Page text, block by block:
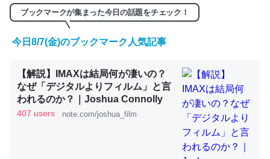
くらい。小説でいう「ずっと前の伏線」は回収されないけ
ど、短期記憶というには多い分量。進化すればするほど分
かりやすく強くなりそう
─GPTの仕組みと限界についての考察（１） - conceptualization
ブックマークが集まった今日の話題をチェック！
今日8/7(金)のブックマーク人気記事
【解説】IMAXは結局何が凄いの？
なぜ「デジタルよりフィルム」と言
われるのか？｜Joshua Connolly
407 users note.com/joshua_film